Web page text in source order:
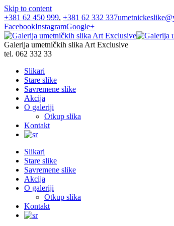
Skip to content
+381 62 450 999, +381 62 332 337
FacebookInstagramGoogle+
Galerija umetničkih slika Art Exclusive
tel. 062 332 33
Slikari
Stare slike
Savremene slike
Akcija
O galeriji
Otkup slika
Kontakt
Slikari
Stare slike
Savremene slike
Akcija
O galeriji
Otkup slika
Kontakt